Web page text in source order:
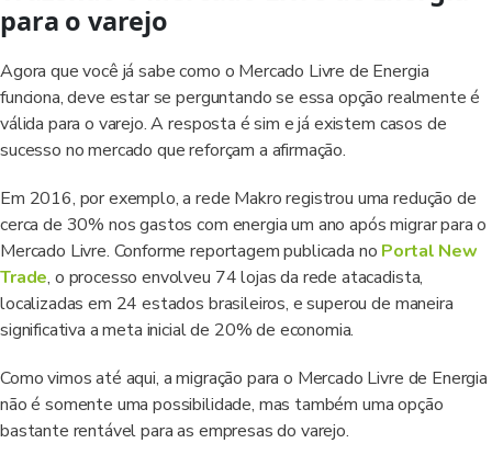
para o varejo
Agora que você já sabe como o Mercado Livre de Energia
funciona, deve estar se perguntando se essa opção realmente é
válida para o varejo. A resposta é sim e já existem casos de
sucesso no mercado que reforçam a afirmação.
Em 2016, por exemplo, a rede Makro registrou uma redução de
cerca de 30% nos gastos com energia um ano após migrar para o
Mercado Livre. Conforme reportagem publicada no Portal New
Trade, o processo envolveu 74 lojas da rede atacadista,
localizadas em 24 estados brasileiros, e superou de maneira
significativa a meta inicial de 20% de economia.
Como vimos até aqui, a migração para o Mercado Livre de Energia
não é somente uma possibilidade, mas também uma opção
bastante rentável para as empresas do varejo.